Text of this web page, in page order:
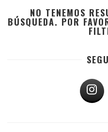
NO TENEMOS
BÚSQUEDA. POR